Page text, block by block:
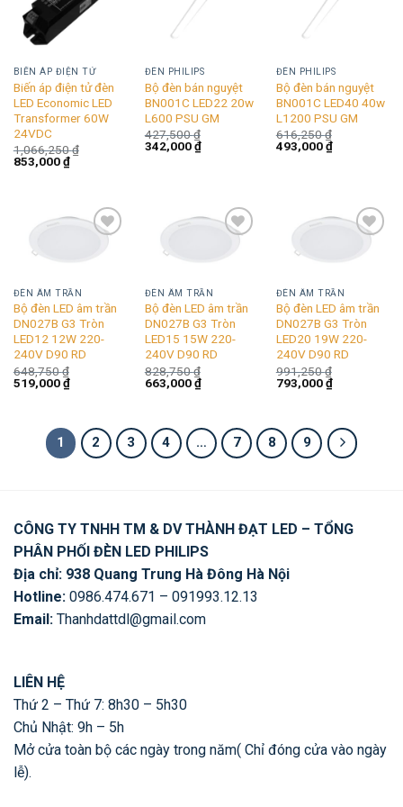
BIẾN ÁP ĐIỆN TỬ
Biến áp điện tử đèn
LED Economic LED
Transformer 60W
24VDC
1,066,250₫
Giá
853,000₫Giá
hiện
853,000 ₫.
ĐÈN PHILIPS
Bộ đèn bán nguyệt
BN001C LED22 20w
L600 PSU GM
427,500₫
Giá
342,000₫Giá
hiện
ĐÈN PHILIPS
Bộ đèn bán nguyệt
BN001C LED40 40w
L1200 PSU GM
616,250₫
Giá
493,000₫Giá
hiện
wishlist
ĐÈN ÂM TRẦN
Bộ đèn LED âm trần
DN027B G3 Tròn
LED12 12W 220-
240V D90 RD
648,750₫
Giá
519,000₫Giá
hiện
519,000 ₫.
wishlist
ĐÈN ÂM TRẦN
Bộ đèn LED âm trần
DN027B G3 Tròn
LED15 15W 220-
240V D90 RD
828,750₫
Giá
663,000₫Giá
hiện
663,000 ₫.
wishlist
ĐÈN ÂM TRẦN
Bộ đèn LED âm trần
DN027B G3 Tròn
LED20 19W 220-
240V D90 RD
991,250₫
Giá
793,000₫Giá
hiện
793,000 ₫.
1 2 3 4 … 7 8 9
CÔNG TY TNHH TM & DV THÀNH ĐẠT LED – TỔNG
PHÂN PHỐI ĐÈN LED PHILIPS
Địa chỉ: 938 Quang Trung Hà Đông Hà Nội
Hotline: 0986.474.671 – 091993.12.13
Email: Thanhdattdl@gmail.com
LIÊN HỆ
Thứ 2 – Thứ 7: 8h30 – 5h30
Chủ Nhật: 9h – 5h
Mở cửa toàn bộ các ngày trong năm( Chỉ đóng cửa vào ngày
lễ).